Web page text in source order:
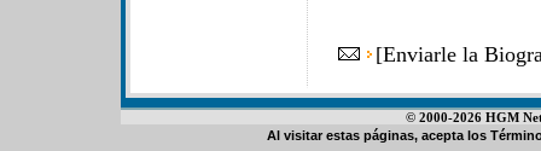
[Enviarle la
© 2000-2026 HGM
Al visitar estas páginas, acepta los